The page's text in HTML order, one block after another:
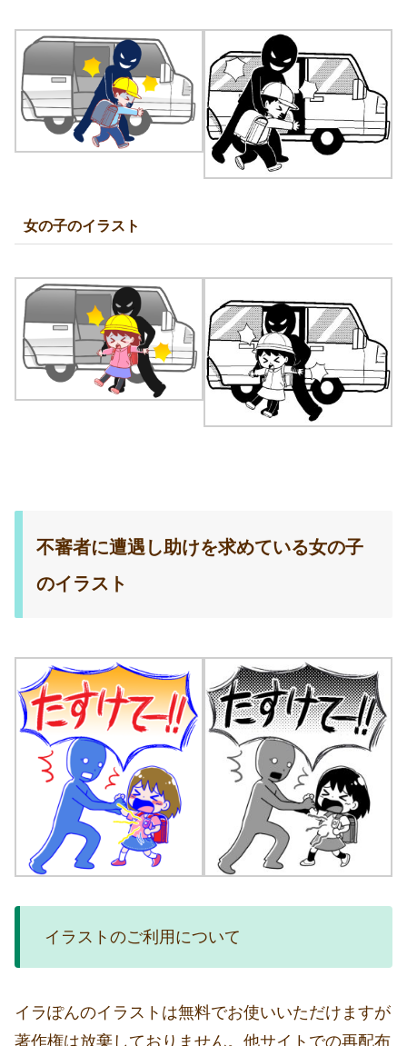
女の子のイラスト
不審者に遭遇し助けを求めている女の子
のイラスト
イラストのご利用について
イラぽんのイラストは無料でお使いいただけますが
著作権は放棄しておりません。他サイトでの再配布